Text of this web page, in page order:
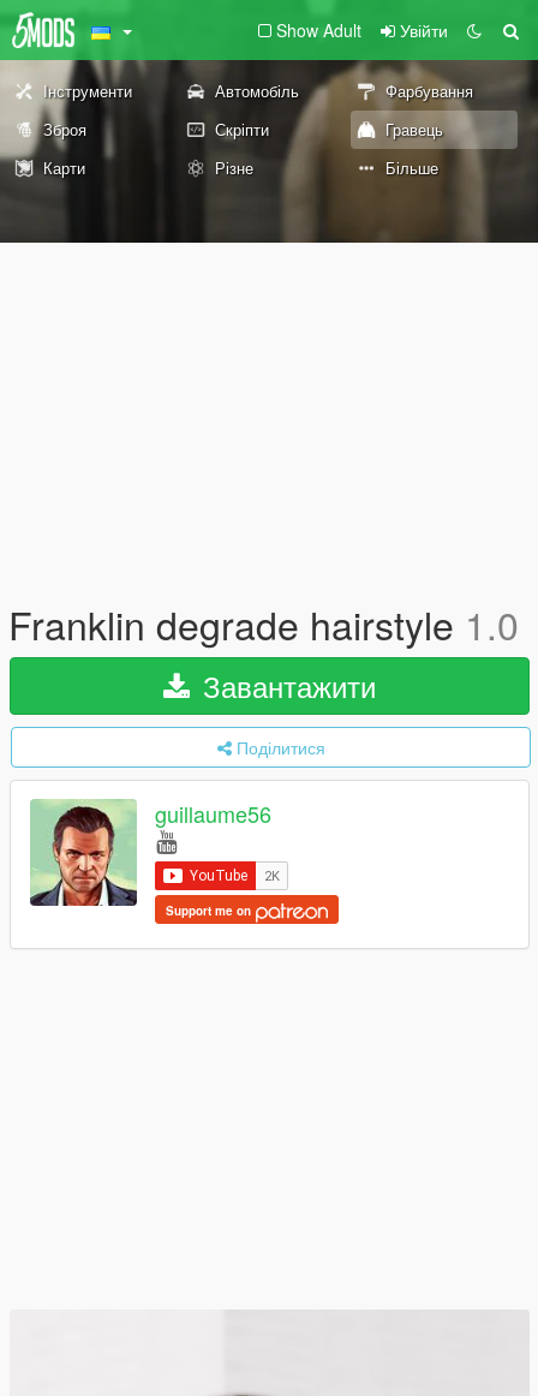
Show Adult Увійти
Інструменти Автомобіль
Фарбування
Зброя
Скріпти
Гравець
Карти
Різне Більше
Franklin degrade hairstyle 1.0
Завантажити
Поділитися
guillaume56
Support me on